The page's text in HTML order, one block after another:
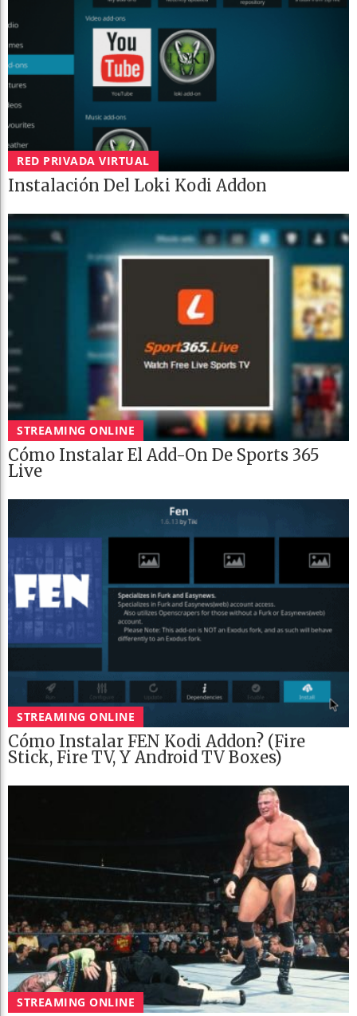
RED PRIVADA VIRTUAL
Instalación Del Loki Kodi Addon
STREAMING ONLINE
Cómo Instalar El Add-On De Sports 365
Live
STREAMING ONLINE
Cómo Instalar FEN Kodi Addon? (Fire
Stick, Fire TV, Y Android TV Boxes)
STREAMING ONLINE